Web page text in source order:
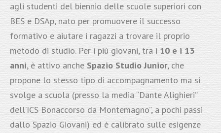
agli studenti del biennio delle scuole superiori con
BES e DSAp, nato per promuovere il successo
formativo e aiutare i ragazzi a trovare il proprio
metodo di studio. Per i più giovani, tra i10 e i 13
anni, è attivo anche Spazio Studio Junior, che
propone lo stesso tipo di accompagnamento ma si
svolge a scuola (presso la media “Dante Alighieri”
dell’ICS Bonaccorso da Montemagno”, a pochi passi
dallo Spazio Giovani) ed è calibrato sulle esigenze